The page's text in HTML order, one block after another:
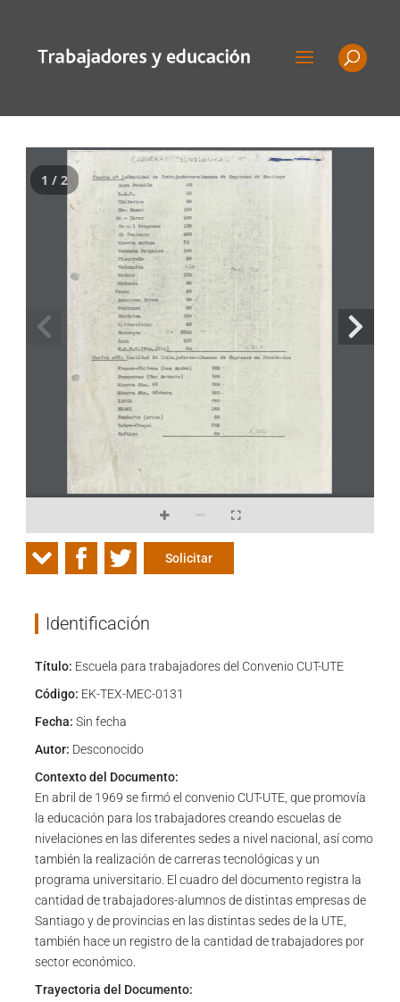
1 / 2
Solicitar
Identificación
Título: Escuela para trabajadores del Convenio CUT-UTE
Código: EK-TEX-MEC-0131
Fecha: Sin fecha
Autor: Desconocido
Contexto del Documento:
En abril de 1969 se firmó el convenio CUT-UTE, que promovía
la educación para los trabajadores creando escuelas de
nivelaciones en las diferentes sedes a nivel nacional, así como
también la realización de carreras tecnológicas y un
programa universitario. El cuadro del documento registra la
cantidad de trabajadores-alumnos de distintas empresas de
Santiago y de provincias en las distintas sedes de la UTE,
también hace un registro de la cantidad de trabajadores por
sector económico.
Trayectoria del Documento: